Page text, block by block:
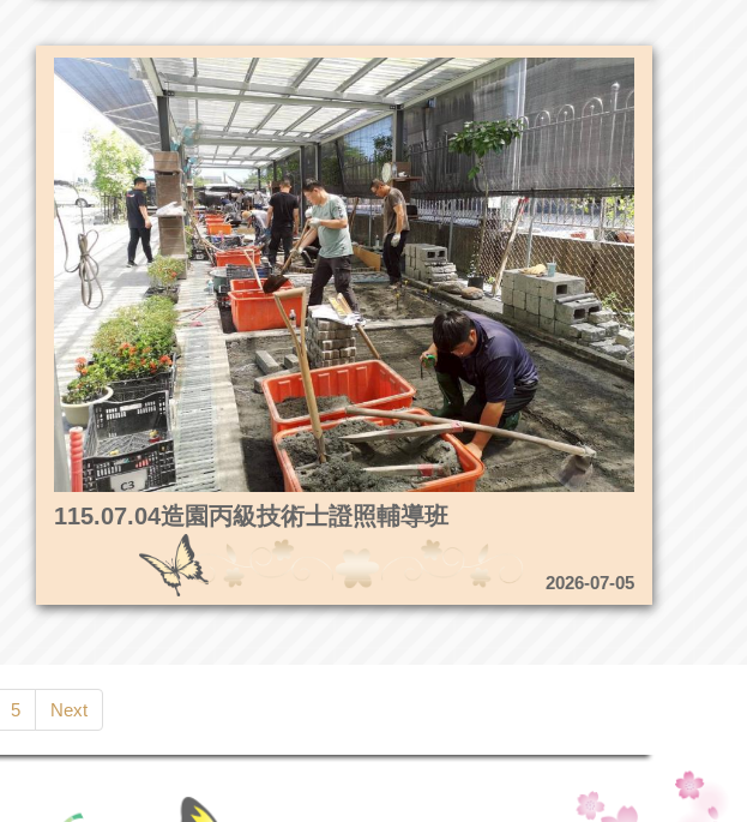
115.07.04造園丙級技術士證照輔導班
2026-07-05
5 Next